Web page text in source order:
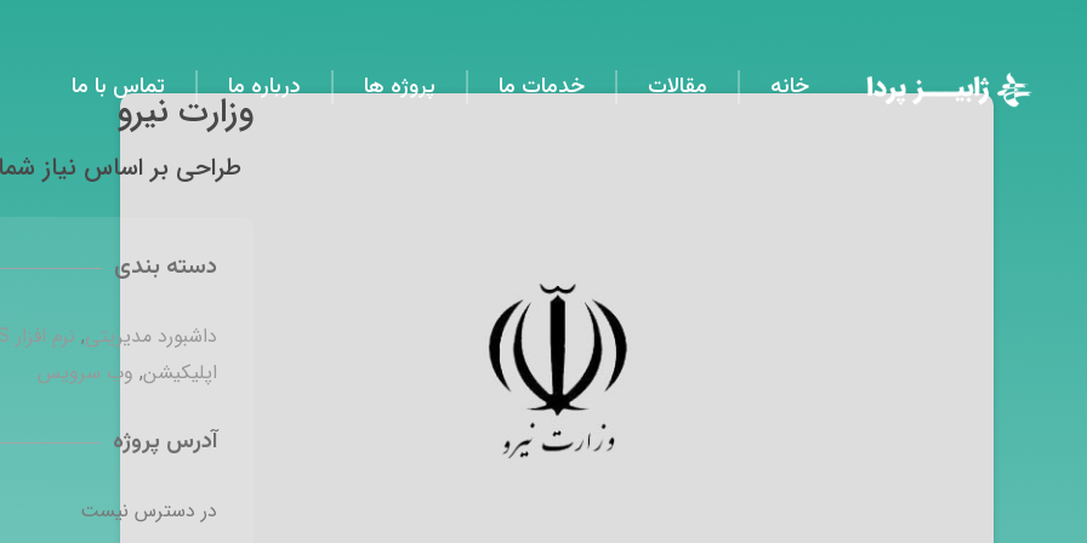
خانه مقالات خدمات ما پروژه ها درباره ما تماس با ماوزارت نیرو
طراحی بر اساس نیاز
دسته بندی
داشبورد مدیریتی, نرم افزار BPMS
اپلیکیشن, وب سرویس
آدرس پروژه
در دسترس نیست